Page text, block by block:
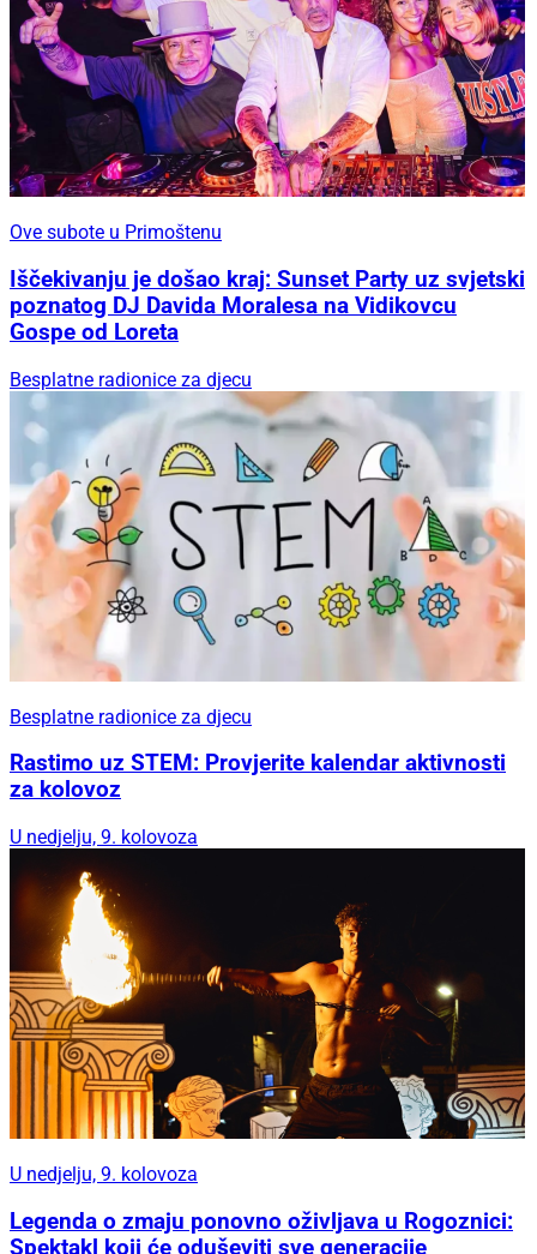
Ove subote u Primoštenu
Iščekivanju je došao kraj: Sunset Party uz svjetski
poznatog DJ Davida Moralesa na Vidikovcu
Gospe od Loreta
Besplatne radionice za djecu
Besplatne radionice za djecu
Rastimo uz STEM: Provjerite kalendar aktivnosti
za kolovoz
U nedjelju, 9. kolovoza
U nedjelju, 9. kolovoza
Legenda o zmaju ponovno oživljava u Rogoznici:
Spektakl koji će oduševiti sve generacije